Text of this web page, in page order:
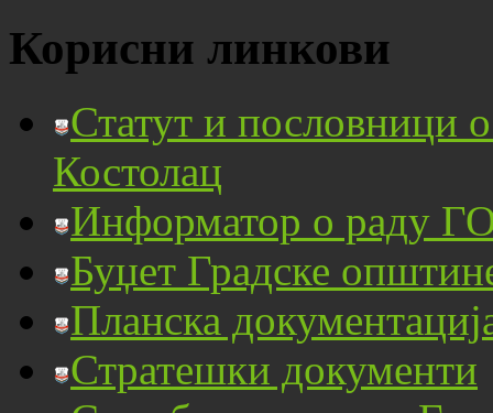
Корисни линкови
Статут и пословници
Костолац
Информатор о раду
Буџет Градске
Планска
Стратешки документи